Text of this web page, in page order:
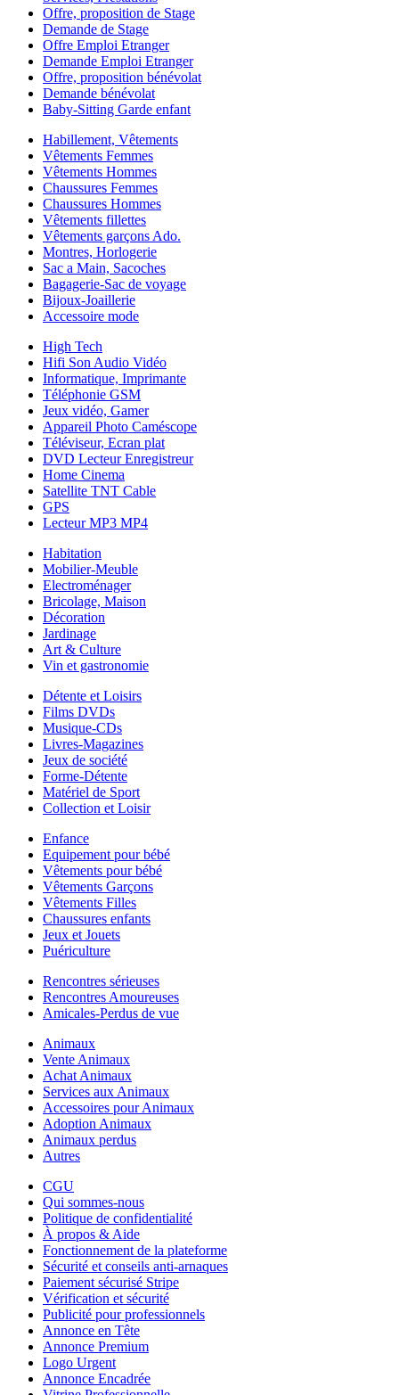
Offre, proposition de Stage
Demande de Stage
Offre Emploi Etranger
Demande Emploi Etranger
Offre, proposition bénévolat
Demande bénévolat
Baby-Sitting Garde enfant
Habillement, Vêtements
Vêtements Femmes
Vêtements Hommes
Chaussures Femmes
Chaussures Hommes
Vêtements fillettes
Vêtements garçons Ado.
Montres, Horlogerie
Sac a Main, Sacoches
Bagagerie-Sac de voyage
Bijoux-Joaillerie
Accessoire mode
High Tech
Hifi Son Audio Vidéo
Informatique, Imprimante
Téléphonie GSM
Jeux vidéo, Gamer
Appareil Photo Caméscope
Téléviseur, Ecran plat
DVD Lecteur Enregistreur
Home Cinema
Satellite TNT Cable
GPS
Lecteur MP3 MP4
Habitation
Mobilier-Meuble
Electroménager
Bricolage, Maison
Décoration
Jardinage
Art & Culture
Vin et gastronomie
Détente et Loisirs
Films DVDs
Musique-CDs
Livres-Magazines
Jeux de société
Forme-Détente
Matériel de Sport
Collection et Loisir
Enfance
Equipement pour bébé
Vêtements pour bébé
Vêtements Garçons
Vêtements Filles
Chaussures enfants
Jeux et Jouets
Puériculture
Rencontres sérieuses
Rencontres Amoureuses
Amicales-Perdus de vue
Animaux
Vente Animaux
Achat Animaux
Services aux Animaux
Accessoires pour Animaux
Adoption Animaux
Animaux perdus
Autres
CGU
Qui sommes-nous
Politique de confidentialité
À propos & Aide
Fonctionnement de la plateforme
Sécurité et conseils anti-arnaques
Paiement sécurisé Stripe
Vérification et sécurité
Publicité pour professionnels
Annonce en Tête
Annonce Premium
Logo Urgent
Annonce Encadrée